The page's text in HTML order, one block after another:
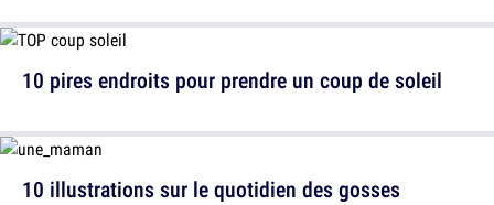
10 pires endroits pour prendre un coup de soleil
10 illustrations sur le quotidien des gosses